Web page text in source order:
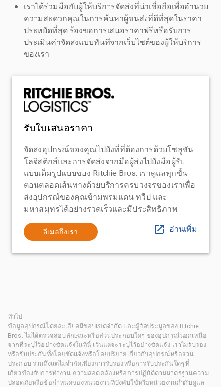
เราได้ร่วมมือกับผู้ให้บริการจัดส่งที่น่าเชื่อถือเพื่ออำนวย
ความสะดวกคุณในการค้นหาผู้ขนส่งที่ดีที่สุดในราคา
ประหยัดที่สุด ร้องขอการเสนอราคาฟรีหรือรับการ
ประเมินค่าจัดส่งแบบทันทีจากเว็บไซต์ของผู้ให้บริการ
ของเรา
รับใบเสนอราคา
จัดส่งอุปกรณ์ของคุณไปยังที่ที่ต้องการด้วยโซลูชัน
โลจิสติกส์และการจัดส่งจากมือผู้ส่งไปยังมือผู้รับ
แบบเต็มรูปแบบของ Ritchie Bros. เราดูแลทุกขั้น
ตอนตลอดเส้นทางด้วยบริการครบวงจรของเราเพื่อ
ส่งอุปกรณ์ของคุณข้ามพรมแดน ทวีป และ
มหาสมุทรได้อย่างรวดเร็วและมีประสิทธิภาพ
อีเมลถึงเรา อ่านเพิ่ม
ทั่วไป
ข้อมูลอุปกรณ์โดยละเอียดมีขอบเขตจำกัด และผู้จัดประมูลของ Ritchie
Bros. ไม่ได้ตรวจสอบลักษณะหรือส่วนประกอบใดๆ ของอุปกรณ์นอกเหนือ
จากที่ระบุไว้อย่างชัดแจ้งในที่นี้ เว้นแต่จะระบุไว้อย่างชัดแจ้ง เราไม่รับรอง
หรือรับประกันทั้งโดยชัดแจ้งหรือโดยปริยายเกี่ยวกับอุปกรณ์หรือส่วน
ประกอบ รวมถึงแต่ไม่จำกัดเพียงการรับรองหรือการรับประกันใดๆ ที่
เกี่ยวข้องกับการทำงาน ความสอดคล้องหรือการปฏิบัติตามมาตรฐานความ
ปลอดภัยหรือข้อกำหนดของหน่วยงานที่บังคับใช้หรือหน่วยงานกำกับดูแล